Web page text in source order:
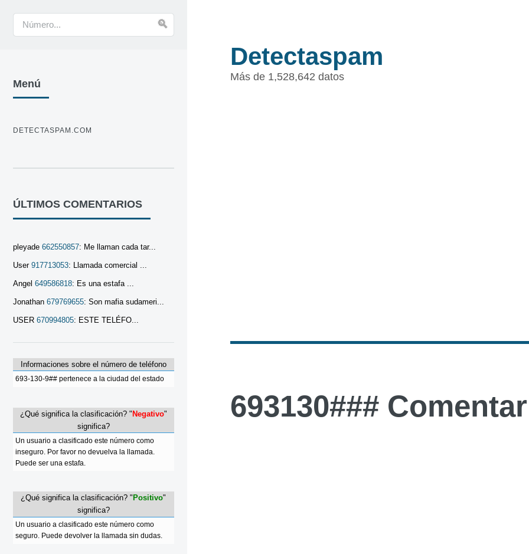
Detectaspam
Más de 1,528,642 datos
693130###
Menú
DETECTASPAM.COM
ÚLTIMOS COMENTARIOS
pleyade 662550857: Me llaman cada tar...
User 917713053: Llamada comercial ...
Angel 649586818: Es una estafa ...
Jonathan 679769655: Son mafia sudameri...
USER 670994805: ESTE TELÉFO...
Informaciones sobre el número de teléfono
693-130-9## pertenece a la ciudad del estado
¿Qué significa la clasificación? "Negativo"
significa?
Un usuario a clasificado este número como
inseguro. Por favor no devuelva la llamada.
Puede ser una estafa.
¿Qué significa la clasificación? " Positivo"
significa?
Un usuario a clasificado este número como
seguro. Puede devolver la llamada sin dudas.